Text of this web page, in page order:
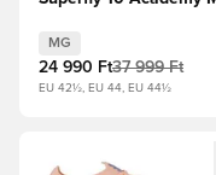
Flamingo/Fekete/Total
Crimson
MG
24 990 Ft37 999 Ft
EU 42½, EU 44, EU 44½
Megnyit egy modált